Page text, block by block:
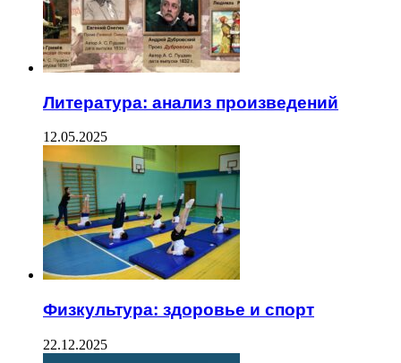
Литература: анализ произведений
12.05.2025
Физкультура: здоровье и спорт
22.12.2025